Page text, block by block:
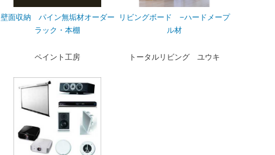
壁面収納 パイン無垢材オーダー
ラック・本棚
ペイント工房
リビングボード −ハードメープ
ル材
トータルリビング ユウキ